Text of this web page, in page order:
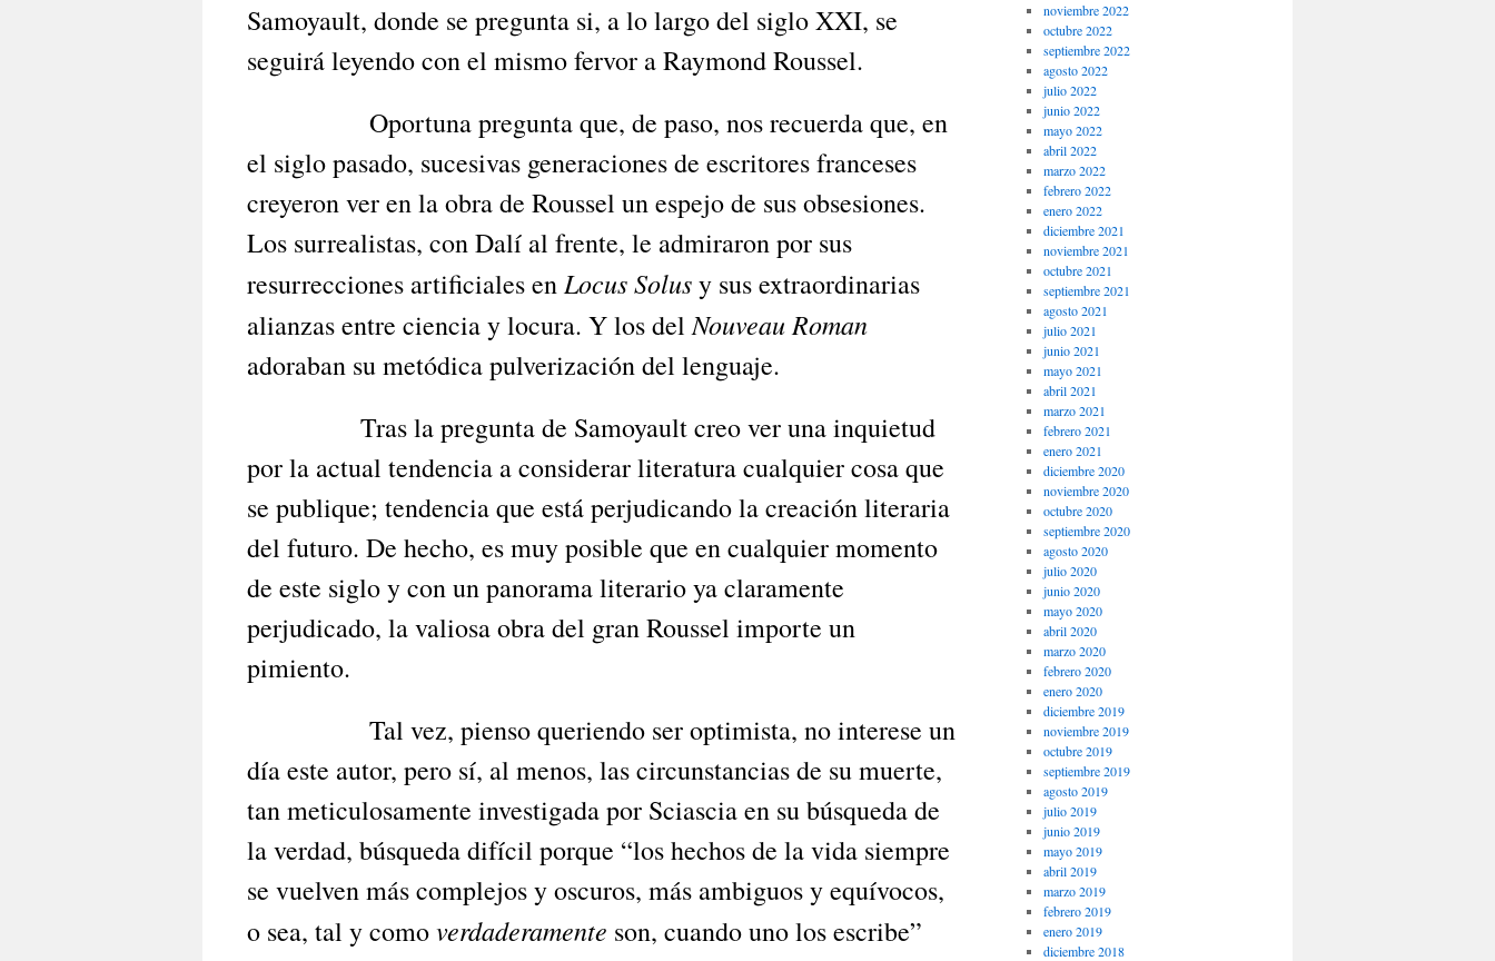
Samoyault, donde se pregunta si, a lo largo del siglo XXI, se
seguirá leyendo con el mismo fervor a Raymond Roussel.
Oportuna pregunta que, de paso, nos recuerda que, en
el siglo pasado, sucesivas generaciones de escritores franceses
creyeron ver en la obra de Roussel un espejo de sus obsesiones.
Los surrealistas, con Dalí al frente, le admiraron por sus
resurrecciones artificiales en Locus Solusy sus extraordinarias
alianzas entre ciencia y locura. Y los delNouveau Roman
adoraban su metódica pulverización del lenguaje.
Tras la pregunta de Samoyault creo ver una inquietud
por la actual tendencia a considerar literatura cualquier cosa que
se publique; tendencia que está perjudicando la creación literaria
del futuro. De hecho, es muy posible que en cualquier momento
de este siglo y con un panorama literario ya claramente
perjudicado, la valiosa obra del gran Roussel importe un
pimiento.
Tal vez, pienso queriendo ser optimista, no interese un
día este autor, pero sí, al menos, las circunstancias de su muerte,
tan meticulosamente investigada por Sciascia en su búsqueda de
la verdad, búsqueda difícil porque “los hechos de la vida siempre
se vuelven más complejos y oscuros, más ambiguos y equívocos,
o sea, tal y comoverdaderamente son, cuando uno los escribe”
noviembre 2022
octubre 2022
septiembre 2022
agosto 2022
julio 2022
junio 2022
mayo 2022
abril 2022
marzo 2022
febrero 2022
enero 2022
diciembre 2021
noviembre 2021
octubre 2021
septiembre 2021
agosto 2021
julio 2021
junio 2021
mayo 2021
abril 2021
marzo 2021
febrero 2021
enero 2021
diciembre 2020
noviembre 2020
octubre 2020
septiembre 2020
agosto 2020
julio 2020
junio 2020
mayo 2020
abril 2020
marzo 2020
febrero 2020
enero 2020
diciembre 2019
noviembre 2019
octubre 2019
septiembre 2019
agosto 2019
julio 2019
junio 2019
mayo 2019
abril 2019
marzo 2019
febrero 2019
enero 2019
diciembre 2018